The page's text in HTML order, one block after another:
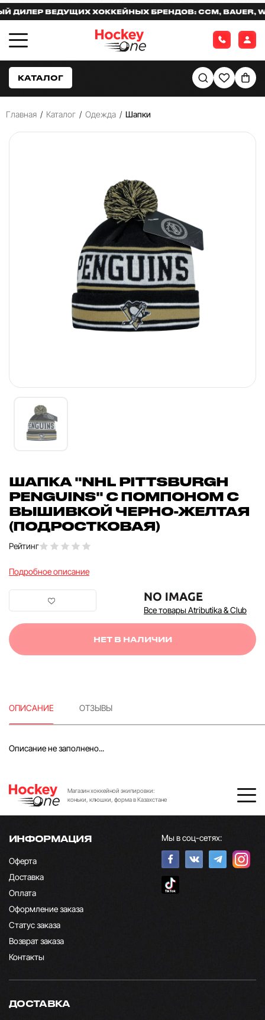
ВЕДУЩИХ ХОККЕЙНЫХ БРЕНДОВ: CCM, BAUER,
КАТАЛОГ
Главная / Каталог / Одежда / Шапки
ШАПКА "NHL PITTSBURGH
PENGUINS" С ПОМПОНОМ С
ВЫШИВКОЙ ЧЕРНО-ЖЕЛТАЯ
(ПОДРОСТКОВАЯ)
Рейтинг
Подробное описание
Все товары Atributika & Club
НЕТ В НАЛИЧИИ
ОПИСАНИЕ ОТЗЫВЫ
Описание не заполнено...
Магазин хоккейной экипировки:
коньки, клюшки, форма в Казахстане
ИНФОРМАЦИЯ
Оферта
Доставка
Оплата
Оформление заказа
Статус заказа
Возврат заказа
Контакты
Мы в соц-сетях:
ДОСТАВКА